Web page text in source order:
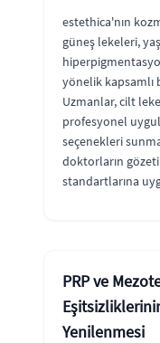
estethica'nın
güneş lekeleri,
yönelik kapsamlı
Uzmanlar, cilt
profesyonel
seçenekleri
doktorların
standartlarına
PRP ve
Yenilenmesi